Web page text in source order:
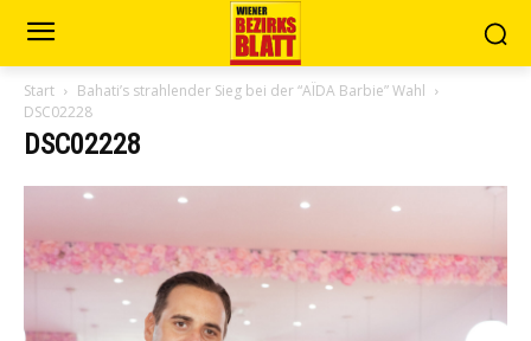
Start
Bahati’s strahlender Sieg bei der “AÏDA Barbie” Wahl
DSC02228
DSC02228